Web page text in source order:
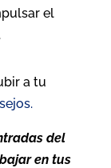
el
a tu
del
en tus